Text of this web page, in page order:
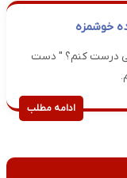
خوشمزه
چی درست کنم؟ " دست
ادامه مطلب